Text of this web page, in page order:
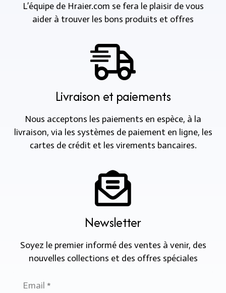
L’équipe de Hraier.com se fera le plaisir de vous
aider à trouver les bons produits et offres
Livraison et paiements
Nous acceptons les paiements en espèce, à la
livraison, via les systèmes de paiement en ligne, les
cartes de crédit et les virements bancaires.
Newsletter
Soyez le premier informé des ventes à venir, des
nouvelles collections et des offres spéciales